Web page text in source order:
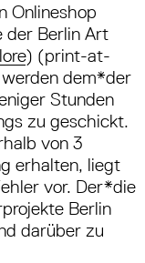
Onlineshop
der Berlin Art
) (print-at­
dem*der
Stunden
zu­ geschickt.
von 3
erhal­ten, liegt
vor. Der*die
Berlin
darüber zu